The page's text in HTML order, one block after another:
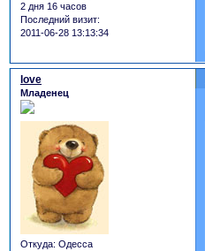
2 дня 16 часов
Последний визит:
2011-06-28 13:13:34
love
Младенец
Откуда: Одесса